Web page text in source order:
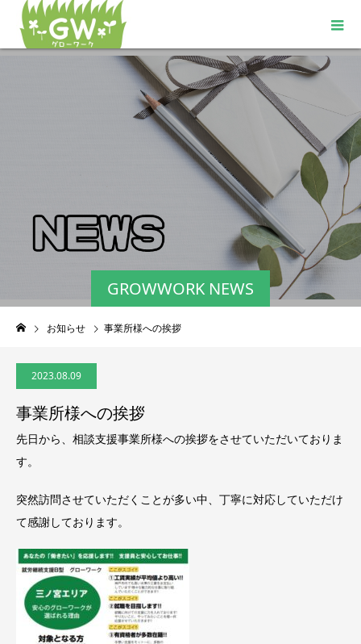
GROWWORK NEWS
お知らせ 事業所様への挨拶
2023.08.09
事業所様への挨拶
先日から、相談支援事業所様への挨拶をさせていただいておりま
す。
突然訪問させていただくことが多い中、丁寧に対応していただけ
て感謝しております。